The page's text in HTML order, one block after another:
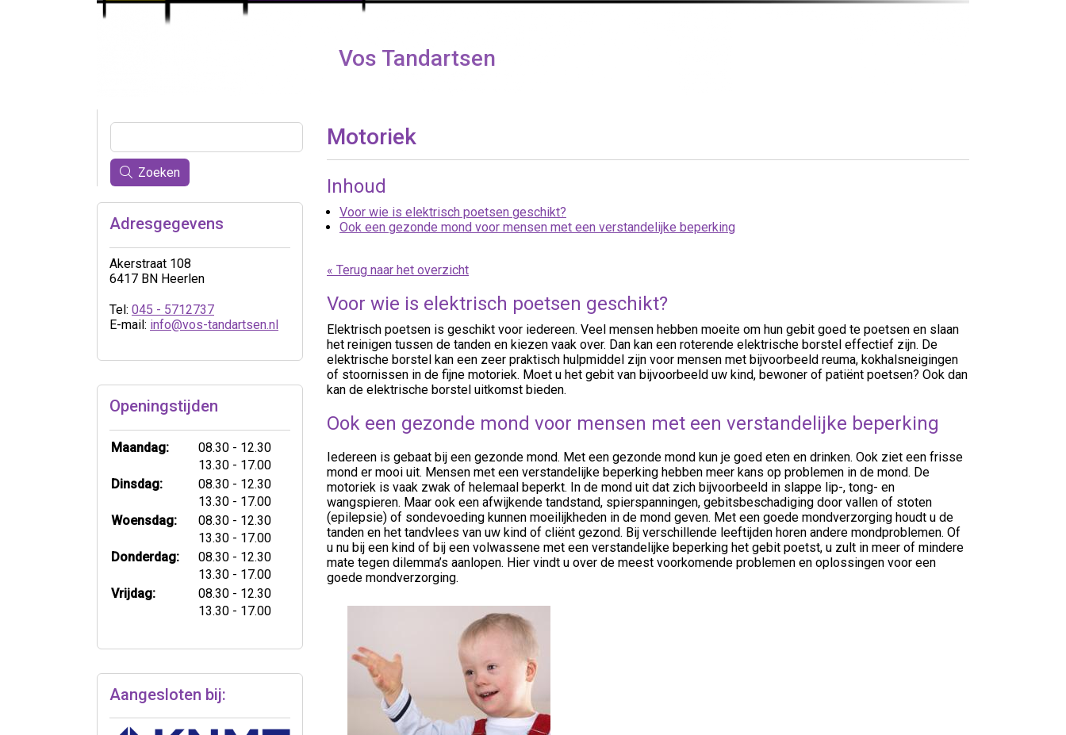
Vos Tandartsen
Motoriek
Inhoud
Voor wie is elektrisch poetsen geschikt?
Ook een gezonde mond voor mensen met een verstandelijke beperking
« Terug naar het overzicht
Voor wie is elektrisch poetsen geschikt?
Elektrisch poetsen is geschikt voor iedereen. Veel mensen hebben moeite om hun gebit goed te poetsen en slaan
het reinigen tussen de tanden en kiezen vaak over. Dan kan een roterende elektrische borstel effectief zijn. De
elektrische borstel kan een zeer praktisch hulpmiddel zijn voor mensen met bijvoorbeeld reuma, kokhalsneigingen
of stoornissen in de fijne motoriek. Moet u het gebit van bijvoorbeeld uw kind, bewoner of patiënt poetsen? Ook dan
kan de elektrische borstel uitkomst bieden.
Ook een gezonde mond voor mensen met een verstandelijke beperking
Iedereen is gebaat bij een gezonde mond. Met een gezonde mond kun je goed eten en drinken. Ook ziet een frisse
mond er mooi uit. Mensen met een verstandelijke beperking hebben meer kans op problemen in de mond. De
motoriek is vaak zwak of helemaal beperkt. In de mond uit dat zich bijvoorbeeld in slappe lip-, tong- en
wangspieren. Maar ook een afwijkende tandstand, spierspanningen, gebitsbeschadiging door vallen of stoten
(epilepsie) of sondevoeding kunnen moeilijkheden in de mond geven. Met een goede mondverzorging houdt u de
tanden en het tandvlees van uw kind of cliënt gezond. Bij verschillende leeftijden horen andere mondproblemen. Of
u nu bij een kind of bij een volwassene met een verstandelijke beperking het gebit poetst, u zult in meer of mindere
mate tegen dilemma’s aanlopen. Hier vindt u over de meest voorkomende problemen en oplossingen voor een
goede mondverzorging.
Zoeken
Adresgegevens
Akerstraat 108
6417 BN Heerlen
Tel: 045 - 5712737
E-mail: info@vos-tandartsen.nl
Openingstijden
Maandag: 08.30 tot
- 12.30
13.30 tot
- 17.00
Dinsdag:
08.30 tot
- 12.30
13.30 tot
- 17.00
Woensdag:
08.30 tot
- 12.30
13.30 tot
- 17.00
Donderdag:
08.30 tot
- 12.30
13.30 tot
- 17.00
Vrijdag:
08.30 tot
- 12.30
13.30 tot
- 17.00
Aangesloten bij: